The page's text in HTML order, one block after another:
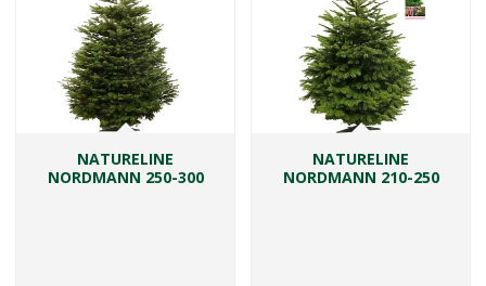
NATURELINE
NORDMANN 250-300
NATURELINE
NORDMANN 210-250